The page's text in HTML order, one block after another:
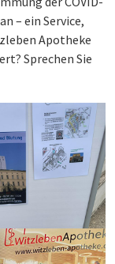
– ein Service,
Apotheke
Sprechen Sie